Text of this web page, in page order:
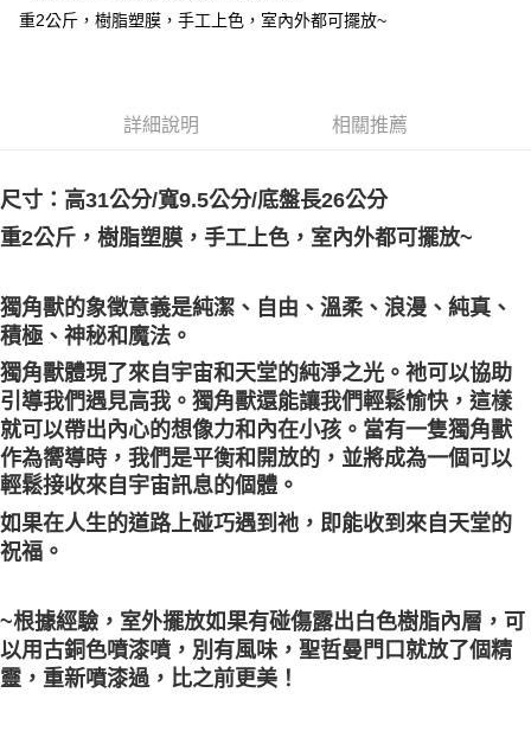
賣家宅配幫您送（台灣）
每筆NT$80，滿NT$3,000(含以上)免運費
付款後門市自取
免運費
重2公斤，樹脂塑膜，手工上色，室內外都可擺放~
詳細說明 相關推薦
尺寸：高31公分/寬9.5公分/底盤長26公分
重2公斤，樹脂塑膜，手工上色，室內外都可擺放~
獨角獸的象徵意義是純潔、自由、溫柔、浪漫、純真、
積極、神秘和魔法。
獨角獸體現了來自宇宙和天堂的純淨之光。祂可以協助
引導我們遇見高我。獨角獸還能讓我們輕鬆愉快，這樣
就可以帶出內心的想像力和內在小孩。當有一隻獨角獸
作為嚮導時，我們是平衡和開放的，並將成為一個可以
輕鬆接收來自宇宙訊息的個體。
如果在人生的道路上碰巧遇到祂，即能收到來自天堂的
祝福。
~根據經驗，室外擺放如果有碰傷露出白色樹脂內層，可
以用古銅色噴漆噴，別有風味，聖哲曼門口就放了個精
靈，重新噴漆過，比之前更美！